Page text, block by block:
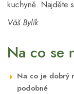
kuchyně. Najděte
Váš Bylík
Na co se
Na co je dobrý
podobné